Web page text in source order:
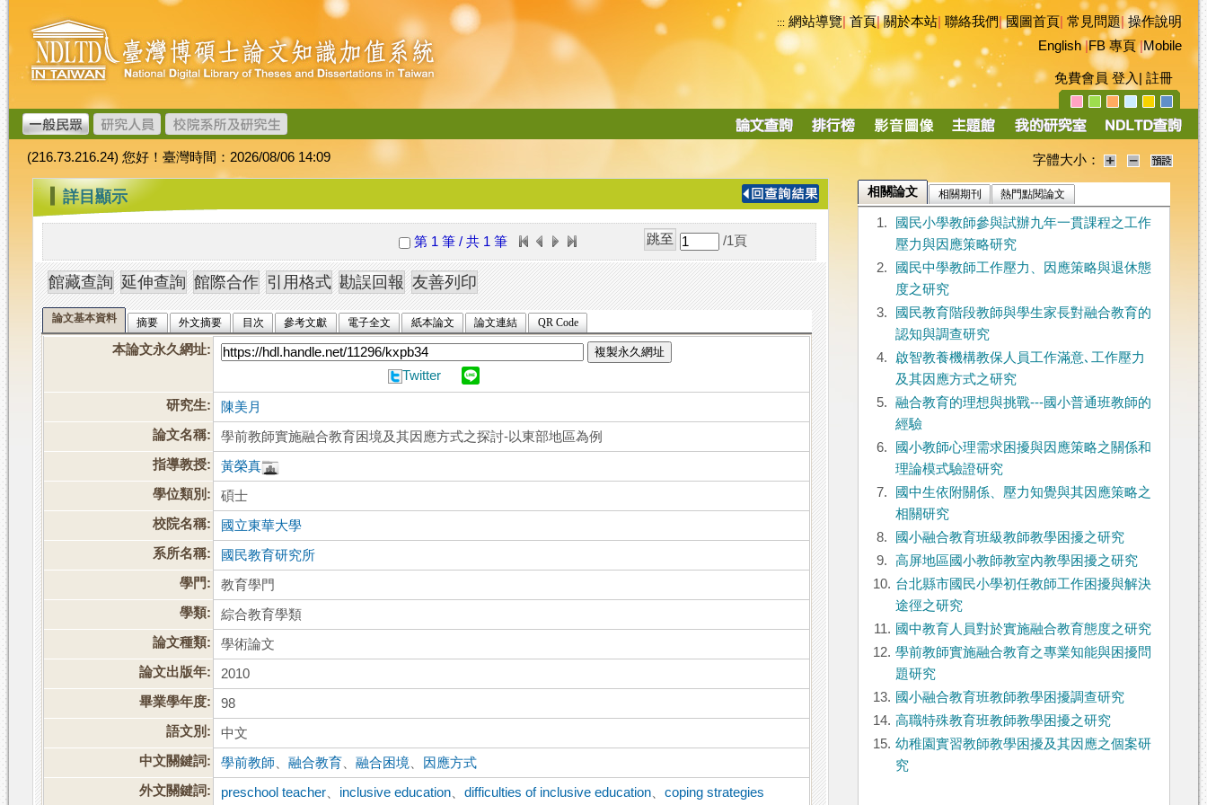
跳
到
主
要
內
容
臺
灣
博
碩
士
論
文
加
值
系
統
::: 網站導覽|首頁|關於本站 聯絡我們|國圖首頁 常見問題|操作說明
English|FB 專頁|Mobile
免費會員 登入 註冊
導
(216.73.216.24) 您好！臺灣時間：2026/08/06 14:09 字體大小：
::: 詳目顯示
第 1 筆 / 共 1 筆 /1 頁
論文基本資料 摘要 外文摘要 目次 參考文獻 電子全文 紙本論文 論文連結 QR Code
本論文永久網址: 複製永久網址
Twitter
研究生:
陳美月
論文名稱:
學前教師實施融合教育困境及其因應方式之探討-以東部地區為例
指導教授:
黃榮真
學位類別:
碩士
校院名稱:
國立東華大學
系所名稱:
國民教育研究所
學門:
教育學門
學類:
綜合教育學類
論文種類:
學術論文
論文出版年:
2010
畢業學年度:
98
語文別:
中文
中文關鍵詞:
學前教師 、融合教育 、融合困境
因應方式
外文關鍵詞:
preschool teacher inclusive education 、difficulties of inclusive education 、coping strategies
相關論文 相關期刊 熱門點閱論文
1.
國民小學教師參與試辦九年一貫課程之工作
壓力與因應策略研究
2.
國民中學教師工作壓力、因應策略與退休態
度之研究
3.
國民教育階段教師與學生家長對融合教育的
認知與調查研究
4.
啟智教養機構教保人員工作滿意､工作壓力
及其因應方式之研究
5.
融合教育的理想與挑戰---國小普通班教師的
經驗
6.
國小教師心理需求困擾與因應策略之關係和
理論模式驗證研究
7.
國中生依附關係、壓力知覺與其因應策略之
相關研究
8.
國小融合教育班級教師教學困擾之研究
9.
高屏地區國小教師教室內教學困擾之研究
10. 台北縣市國民小學初任教師工作困擾與解決
途徑之研究
11. 國中教育人員對於實施融合教育態度之研究
12. 學前教師實施融合教育之專業知能與困擾問
題研究
13. 國小融合教育班教師教學困擾調查研究
14. 高職特殊教育班教師教學困擾之研究
15. 幼稚園實習教師教學困擾及其因應之個案研
究